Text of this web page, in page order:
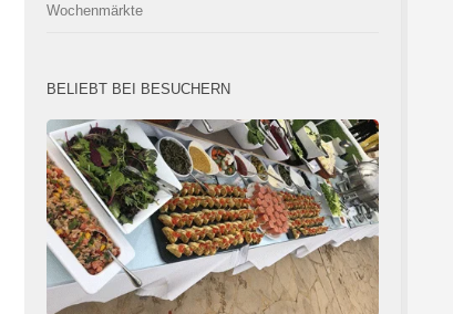
Wochenmärkte
BELIEBT BEI BESUCHERN